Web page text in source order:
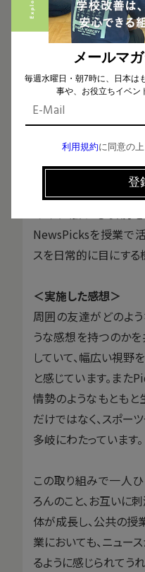
＜始めた理由＞
本校では、2017年か
ュース時事能力検定
ースに関心を持っても
取り組みで、昨今の
家庭が増えたり、ネッ
NewsPicksを授業で
スを日常的に目にする
＜実施した感想＞
周囲の友達がどのよ
うな感想を持つのか
していて、幅広い視野
と感じています。また
情勢のようなもとも
だけではなく、スポー
多岐にわたっています。
この取り組みで一人
ろんのこと、お互いに
体が成長し、公共の
業においても、ニュー
るように感じられてう
メールマ
毎週水曜日・朝7時に、日本は
事や、お役立ちイベン
利用規約に同意の